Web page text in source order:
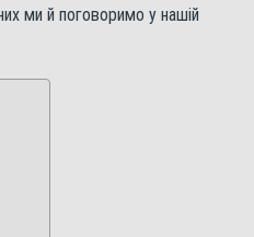
ми й поговоримо у нашій